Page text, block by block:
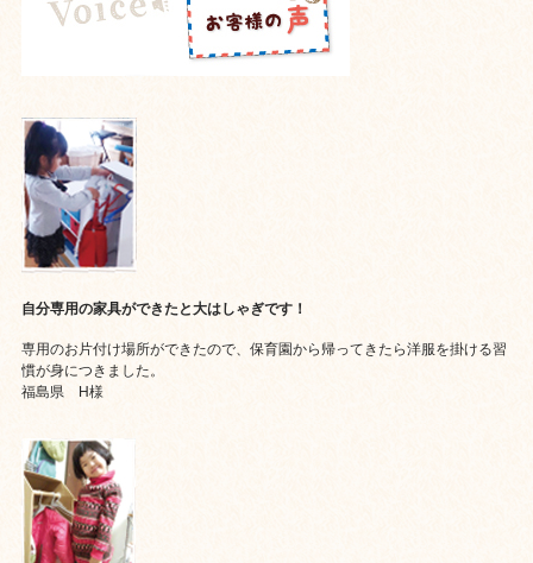
自分専用の家具ができたと大はしゃぎです！
専用のお片付け場所ができたので、保育園から帰ってきたら洋服を掛ける習
慣が身につきました。
福島県 H様